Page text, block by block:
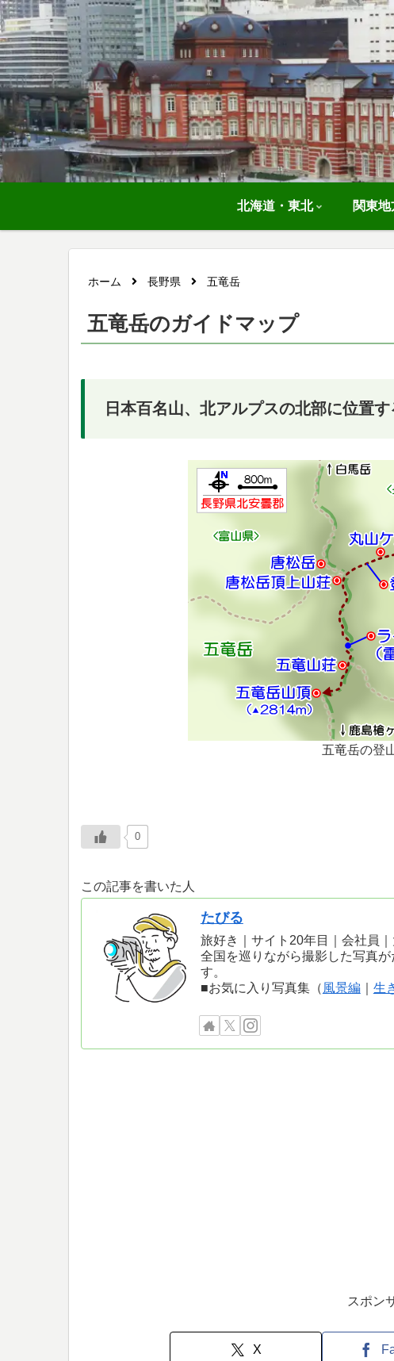
北海道・東北 関東地
ホーム 長野県 五竜岳
五竜岳のガイドマップ
日本百名山、北アルプスの北部に位置
五竜岳の登
0
この記事を書いた人
たびる
旅好き｜サイト20年目｜会社員
全国を巡りながら撮影した写真
す。
■お気に入り写真集（風景編｜ 生
スポン
X